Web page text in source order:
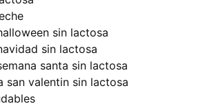
sin lactosa
sin lactosa
santa sin lactosa
san valentin sin lactosa